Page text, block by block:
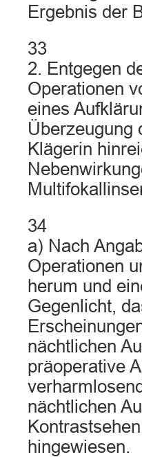
Ergebnis der
33
2. Entgegen
Operationen
eines
Überzeugung
Klägerin
34
a) Nach
Operationen
herum und
Gegenlicht,
nächtlichen
präoperative
nächtlichen
hingewiesen.